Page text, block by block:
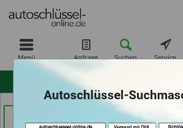
Menü Anfrage Suchen Service
der Schlüssel Service
Autoschlüssel-